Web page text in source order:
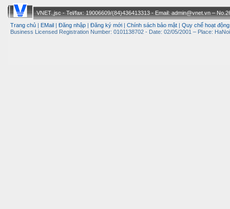
VNET.,jsc - Tel/fax: 19006609/(84)436413313 - Email: admin@vnet.vn –
Trang chủ
EMail Đăng nhập Đăng ký mới Chính sách bảo mật Quy chế hoạt động
Business Licensed Registration Number: 0101138702 - Date: 02/05/2001 – Place: